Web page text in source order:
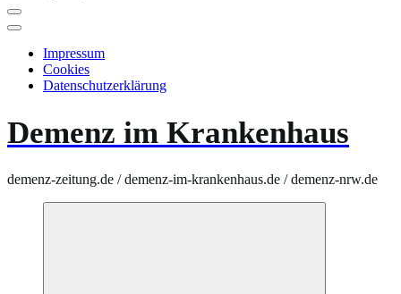
Impressum
Cookies
Datenschutzerklärung
Demenz im Krankenhaus
demenz-zeitung.de / demenz-im-krankenhaus.de / demenz-nrw.de